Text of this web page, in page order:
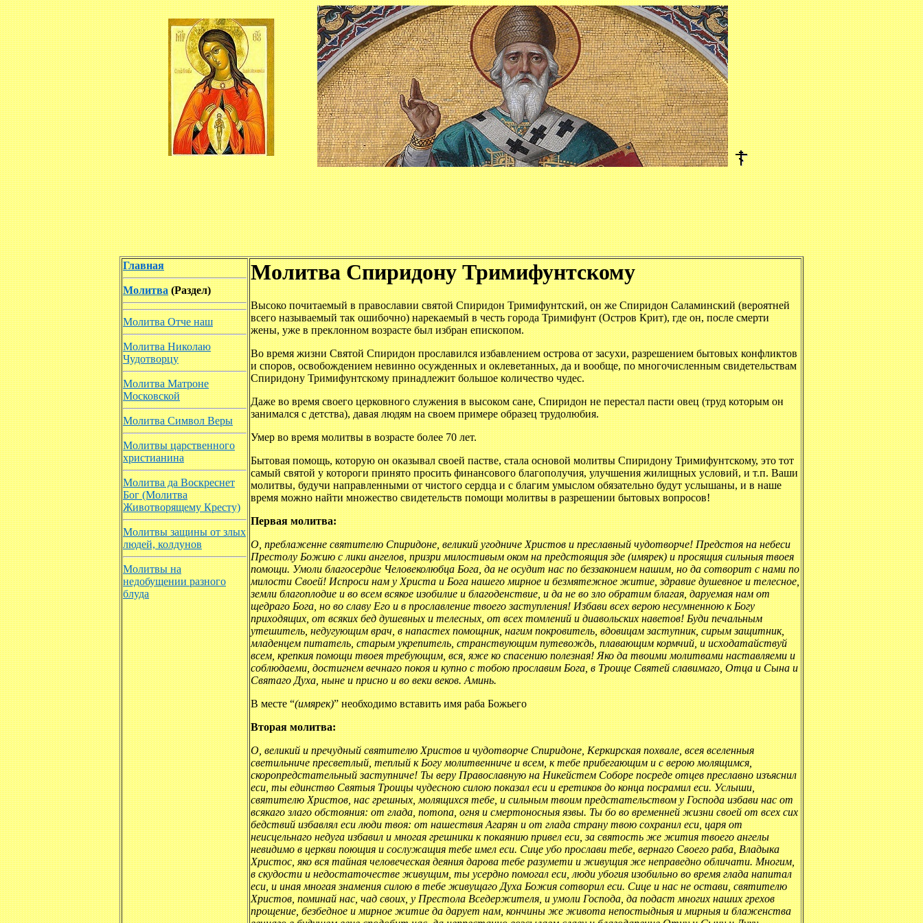
Главная
Молитва(Раздел)
Молитва Отче наш
Молитва Николаю
Чудотворцу
Молитва Матроне
Московской
Молитва Символ Веры
Молитвы царственного
христианина
Молитва да Воскреснет
Бог (Молитва
Животворящему Кресту)
Молитвы защины от злых
людей, колдунов
Молитвы на
недобущении разного
блуда
Молитва Спиридону Тримифунтскому
Высоко почитаемый в православии святой Спиридон Тримифунтский, он же Спиридон Саламинский (вероятней
всего называемый так ошибочно) нарекаемый в честь города Тримифунт (Остров Крит), где он, после смерти
жены, уже в преклонном возрасте был избран епископом.
Во время жизни Святой Спиридон прославился избавлением острова от засухи, разрешением бытовых конфликтов
и споров, освобождением невинно осужденных и оклеветанных, да и вообще, по многочисленным свидетельствам
Спиридону Тримифунтскому принадлежит большое количество чудес.
Даже во время своего церковного служения в высоком сане, Спиридон не перестал пасти овец (труд которым он
занимался с детства), давая людям на своем примере образец трудолюбия.
Умер во время молитвы в возрасте более 70 лет.
Бытовая помощь, которую он оказывал своей пастве, стала основой молитвы Спиридону Тримифунтскому, это тот
самый святой у котороги принято просить финансового благополучия, улучшения жилищных условий, и т.п. Ваши
молитвы, будучи направленными от чистого сердца и с благим умыслом обязательно будут услышаны, и в наше
время можно найти множество свидетельств помощи молитвы в разрешении бытовых вопросов!
Первая молитва:
О, преблаженне святителю Спиридоне, великий угодниче Христов и преславный чудотворче! Предстоя на небеси
Престолу Божию с лики ангелов, призри милостивым оком на предстоящия зде (имярек) и просящия сильныя твоея
помощи. Умоли благосердие Человеколюбца Бога, да не осудит нас по беззаконием нашим, но да сотворит с нами по
милости Своей! Испроси нам у Христа и Бога нашего мирное и безмятежное житие, здравие душевное и телесное,
земли благоплодие и во всем всякое изобилие и благоденствие, и да не во зло обратим благая, даруемая нам от
щедраго Бога, но во славу Его и в прославление твоего заступления! Избави всех верою несумненною к Богу
приходящих, от всяких бед душевных и телесных, от всех томлений и диавольских наветов! Буди печальным
утешитель, недугующим врач, в напастех помощник, нагим покровитель, вдовицам заступник, сирым защитник,
младенцем питатель, старым укрепитель, странствующим путевождь, плавающим кормчий, и исходатайствуй
всем, крепкия помощи твоея требующим, вся, яже ко спасению полезная! Яко да твоими молитвами наставляеми и
соблюдаеми, достигнем вечнаго покоя и купно с тобою прославим Бога, в Троице Святей славимаго, Отца и Сына и
Святаго Духа, ныне и присно и во веки веков. Аминь.
В месте “(имярек)” необходимо вставить имя раба Божьего
Вторая молитва:
О, великий и пречудный святителю Христов и чудотворче Спиридоне, Керкирская похвале, всея вселенныя
светильниче пресветлый, теплый к Богу молитвенниче и всем, к тебе прибегающим и с верою молящимся,
скоропредстательный заступниче! Ты веру Православную на Никейстем Соборе посреде отцев преславно изъяснил
еси, ты единство Святыя Троицы чудесною силою показал еси и еретиков до конца посрамил еси. Услыши,
святителю Христов, нас грешных, молящихся тебе, и сильным твоим предстательством у Господа избави нас от
всякаго злаго обстояния: от глада, потопа, огня и смертоносныя язвы. Ты бо во временней жизни своей от всех сих
бедствий избавлял еси люди твоя: от нашествия Aгарян и от глада страну твою сохранил еси, царя от
неисцельнаго недуга избавил и многая грешники к покаянию привел еси, за святость же жития твоего ангелы
невидимо в церкви поющия и сослужащия тебе имел еси. Сице убо прослави тебе, вернаго Своего раба, Владыка
Христос, яко вся тайная человеческая деяния дарова тебе разумети и живущия же неправедно обличати. Многим,
в скудости и недостаточестве живущим, ты усердно помогал еси, люди убогия изобильно во время глада напитал
еси, и иная многая знамения силою в тебе живущаго Духа Божия сотворил еси. Сице и нас не остави, святителю
Христов, поминай нас, чад своих, у Престола Вседержителя, и умоли Господа, да подаст многих наших грехов
прощение, безбедное и мирное житие да дарует нам, кончины же живота непостыдныя и мирныя и блаженства